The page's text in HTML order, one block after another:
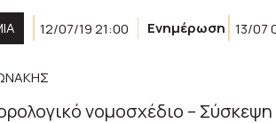
12/07/19 21:00 Ενημέρωση 13/07